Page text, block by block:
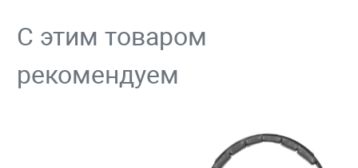
С этим товаром
рекомендуем